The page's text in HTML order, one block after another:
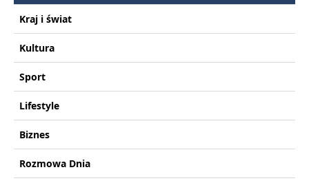
Kraj i świat
Kultura
Sport
Lifestyle
Biznes
Rozmowa Dnia